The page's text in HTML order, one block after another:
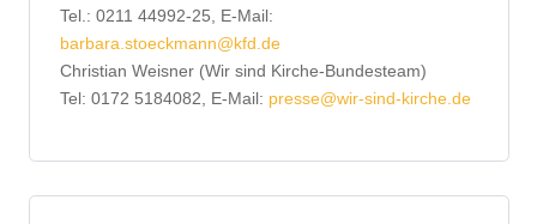
Tel.: 0211 44992-25, E-Mail:
barbara.stoeckmann@kfd.de
Christian Weisner (Wir sind Kirche-Bundesteam)
Tel: 0172 5184082, E-Mail: presse@wir-sind-kirche.de